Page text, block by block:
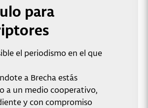
para
el periodismo en el que
a Brecha estás
a un medio cooperativo,
y con compromiso